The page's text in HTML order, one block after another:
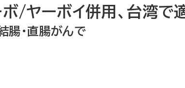
/ヤーボイ併用、台湾で
腸・直腸がんで